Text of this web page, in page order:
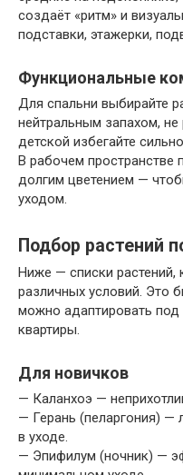
создаёт «ритм» и
подставки, этажерки,
Функциональные
Для спальни выбирайте
нейтральным запахом,
детской избегайте
В рабочем пространстве
долгим цветением —
уходом.
Подбор растений
Ниже — списки растений,
различных условий. Это
можно адаптировать
квартиры.
Для новичков
— Каланхоэ —
— Герань (пеларгония) —
в уходе.
— Эпифилум (ночник) —